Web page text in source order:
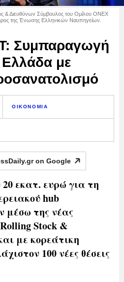
Διευθύνων Σύμβουλος του Ομίλου ONEX
της Ένωσης Ελληνικών Ναυπηγείων.
Συμπαραγωγή
με
ΟΙΚΟΝΟΜΙΑ
on Google
εκατ. ευρώ για τη
hub
μέσω της νέας
Stock &
με κορεάτικη
100 νέες θέσεις